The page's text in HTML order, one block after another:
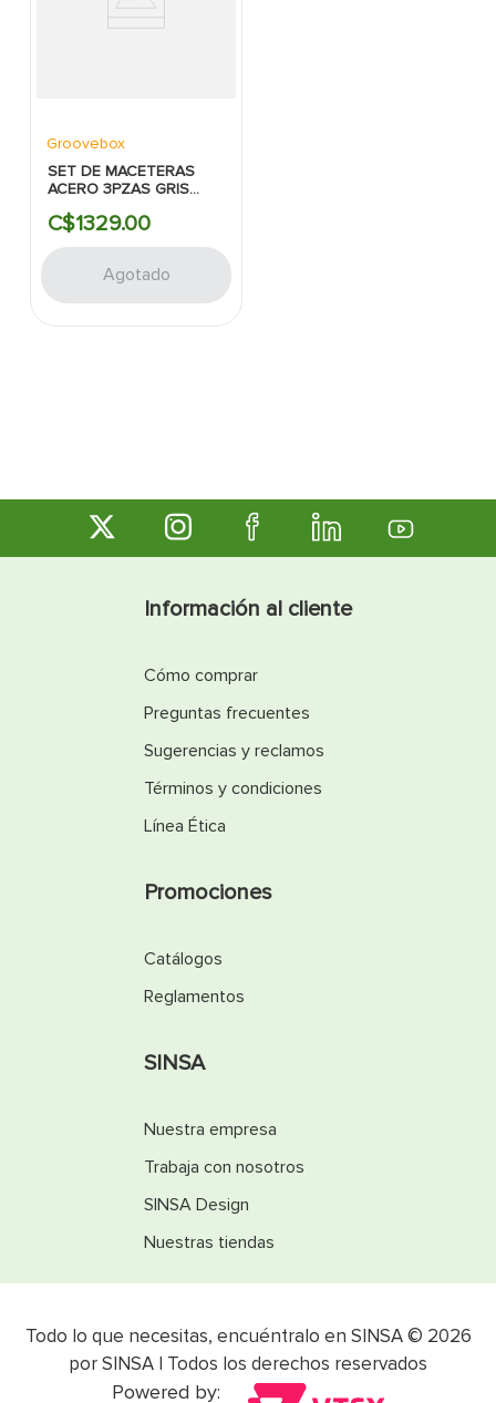
Groovebox
SET DE MACETERAS
ACERO 3PZAS GRIS
C$1329.00
Agotado
Información al cliente
Cómo comprar
Preguntas frecuentes
Sugerencias y reclamos
Términos y condiciones
Línea Ética
Promociones
Catálogos
Reglamentos
SINSA
Nuestra empresa
Trabaja con nosotros
SINSA Design
Nuestras tiendas
Todo lo que necesitas, encuéntralo en SINSA © 2026
por SINSA | Todos los derechos reservados
Powered by: